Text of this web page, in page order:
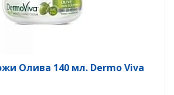
Олива 140 мл. Dermo Viva